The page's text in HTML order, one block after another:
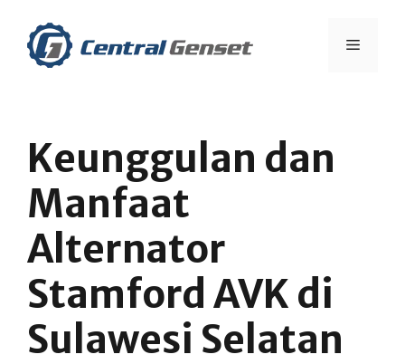
content
Menu
Keunggulan dan
Manfaat
Alternator
Stamford AVK di
Sulawesi Selatan